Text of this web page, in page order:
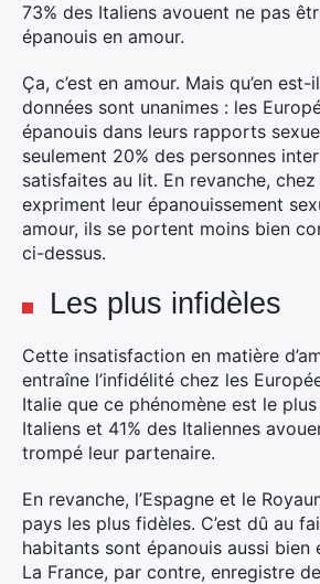
73% des Italiens avouent ne pas
épanouis en amour.
Ça, c’est en amour. Mais qu’en
données sont unanimes : les
épanouis dans leurs rapports
seulement 20% des personnes
satisfaites au lit. En revanche, chez
expriment leur épanouissement
amour, ils se portent moins bien
ci-dessus.
Les plus infidèles
Cette insatisfaction en matière
entraîne l’infidélité chez les
Italie que ce phénomène est le
Italiens et 41% des Italiennes
trompé leur partenaire.
En revanche, l’Espagne et le
pays les plus fidèles. C’est dû au
habitants sont épanouis aussi bien
La France, par contre, enregistre